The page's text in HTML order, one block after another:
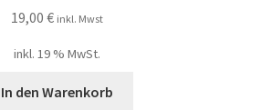
19,00 € inkl. Mwst
inkl. 19 % MwSt.
In den Warenkorb